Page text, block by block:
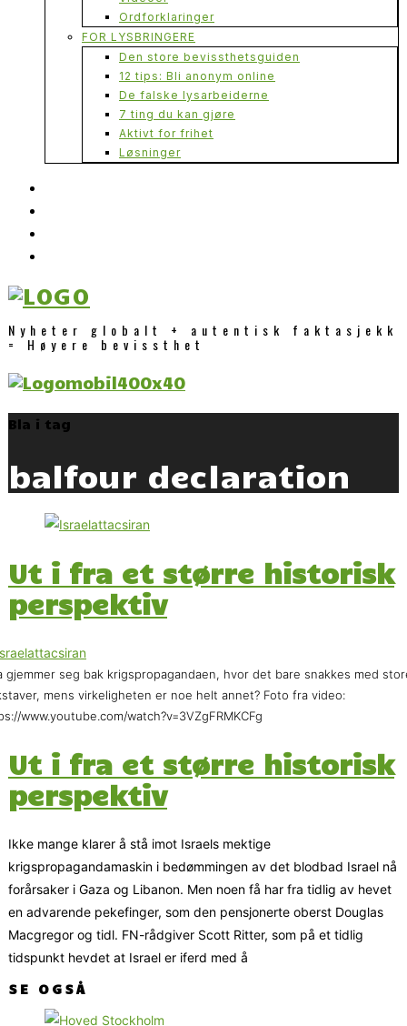
Ordforklaringer
FOR LYSBRINGERE
Den store bevissthetsguiden
12 tips: Bli anonym online
De falske lysarbeiderne
7 ting du kan gjøre
Aktivt for frihet
Løsninger
Nyheter globalt + autentisk faktasjekk
= Høyere bevissthet
Bla i tag
balfour declaration
Ut i fra et større historisk
perspektiv
gjemmer seg bak krigspropagandaen, hvor det bare snakkes med
mens virkeligheten er noe helt annet? Foto fra video:
www.youtube.com/watch?v=3VZgFRMKCFg
Ut i fra et større historisk
perspektiv
Ikke mange klarer å stå imot Israels mektige
krigspropagandamaskin i bedømmingen av det blodbad Israel nå
forårsaker i Gaza og Libanon. Men noen få har fra tidlig av hevet
en advarende pekefinger, som den pensjonerte oberst Douglas
Macgregor og tidl. FN-rådgiver Scott Ritter, som på et tidlig
tidspunkt hevdet at Israel er iferd med å
SE OGSÅ